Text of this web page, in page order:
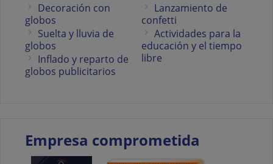
Decoración con
globos
Suelta y lluvia de
globos
Inflado y reparto de
globos publicitarios
Lanzamiento de
confetti
Actividades para la
educación y el tiempo
libre
Empresa comprometida